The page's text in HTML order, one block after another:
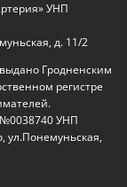
УНП
д. 11/2
Гродненским
регистре
№0038740 УНП
ул.Понемуньская,